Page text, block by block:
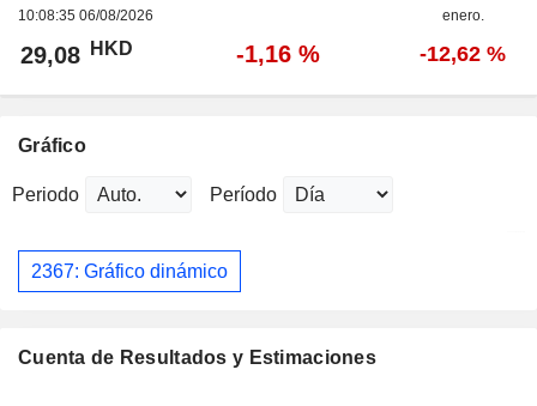
10:08:35 06/08/2026
enero.
29,08 HKD -1,16 % -12,62 %
Gráfico
Periodo Período
2367: Gráfico dinámico
Cuenta de Resultados y Estimaciones